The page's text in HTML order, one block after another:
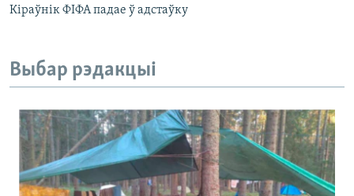
Кіраўнік ФІФА падае ў адстаўку
Выбар рэдакцыі